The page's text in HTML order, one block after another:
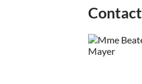
Contact